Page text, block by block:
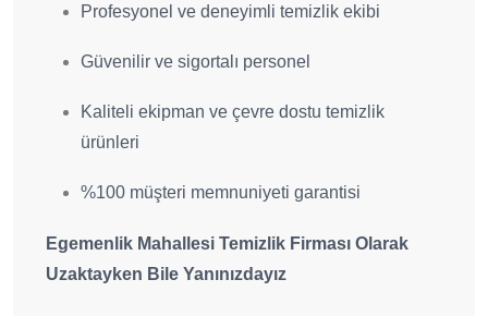
Profesyonel ve deneyimli temizlik ekibi
Güvenilir ve sigortalı personel
Kaliteli ekipman ve çevre dostu temizlik
ürünleri
%100 müşteri memnuniyeti garantisi
Egemenlik Mahallesi Temizlik Firması Olarak
Uzaktayken Bile Yanınızdayız